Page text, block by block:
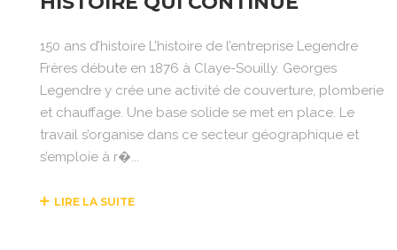
150 ans d’histoire L’histoire de l’entreprise Legendre
Frères débute en 1876 à Claye-Souilly. Georges
Legendre y crée une activité de couverture, plomberie
et chauffage. Une base solide se met en place. Le
travail s’organise dans ce secteur géographique et
s’emploie à r�...
LIRE LA SUITE